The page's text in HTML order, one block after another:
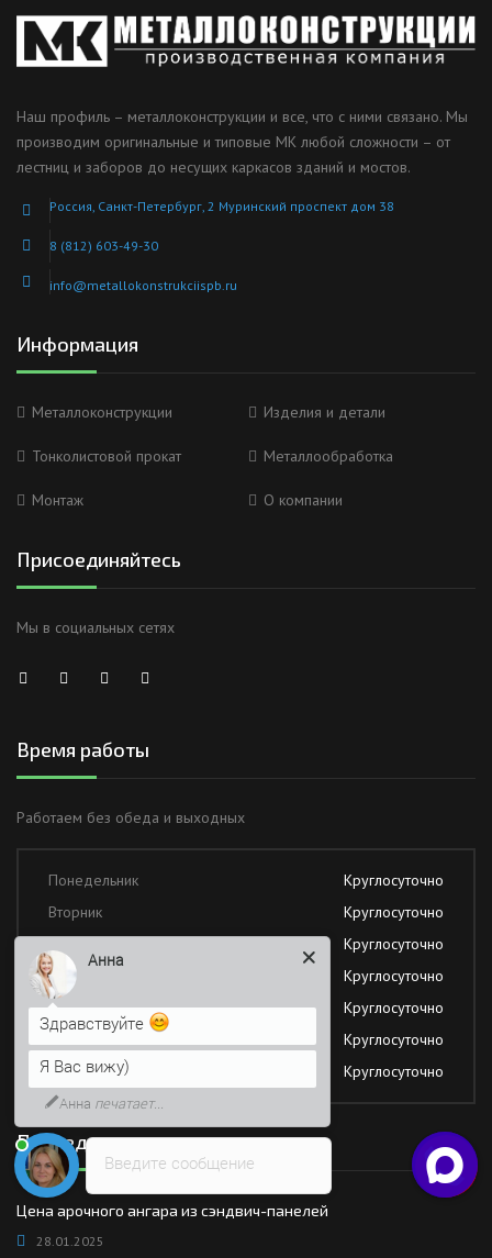
Наш профиль – металлоконструкции и все, что с ними связано. Мы
производим оригинальные и типовые МК любой сложности – от
лестниц и заборов до несущих каркасов зданий и мостов.
Россия, Санкт-Петербург, 2 Муринский проспект дом 38
8 (812) 603-49-30
info@metallokonstrukciispb.ru
Информация
Металлоконструкции Изделия и детали
Тонколистовой прокат Металлообработка
Монтаж О компании
Присоединяйтесь
Мы в социальных сетях
Время работы
Работаем без обеда и выходных
Понедельник
Круглосуточно
Вторник
Круглосуточно
Круглосуточно
Четверг
Круглосуточно
Пятница
Круглосуточно
Суббота
Круглосуточно
Воскресение
Круглосуточно
Последние новости
Цена арочного ангара из сэндвич-панелей
28.01.2025
Введите сообщение
Анна
Здравствуйте
Я Вас вижу)
Анна печатает...